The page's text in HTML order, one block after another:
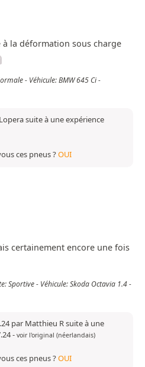
la déformation sous charge
- Véhicule: BMW 645 Ci -
suite à une expérience
ces pneus ?OUI
certainement encore une fois
Sportive - Véhicule: Skoda Octavia 1.4 -
par Matthieu R suite à une
- voir l'original (néerlandais)
ces pneus ?OUI